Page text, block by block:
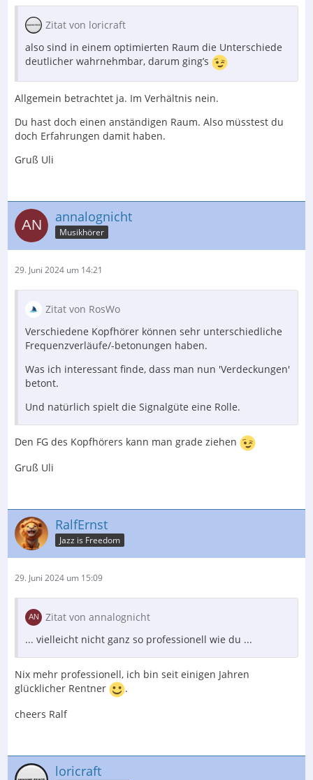
Zitat von loricraft
also sind in einem optimierten Raum die Unterschiede
deutlicher wahrnehmbar, darum ging’s
Allgemein betrachtet ja. Im Verhältnis nein.
Du hast doch einen anständigen Raum. Also müsstest du
doch Erfahrungen damit haben.
Gruß Uli
annalognicht
Musikhörer
29. Juni 2024 um 14:21
Zitat von RosWo
Verschiedene Kopfhörer können sehr unterschiedliche
Frequenzverläufe/-betonungen haben.
Was ich interessant finde, dass man nun 'Verdeckungen'
betont.
Und natürlich spielt die Signalgüte eine Rolle.
Den FG des Kopfhörers kann man grade ziehen
Gruß Uli
RalfErnst
Jazz is Freedom
29. Juni 2024 um 15:09
Zitat von annalognicht
... vielleicht nicht ganz so professionell wie du ...
Nix mehr professionell, ich bin seit einigen Jahren
glücklicher Rentner
.
cheers Ralf
loricraft